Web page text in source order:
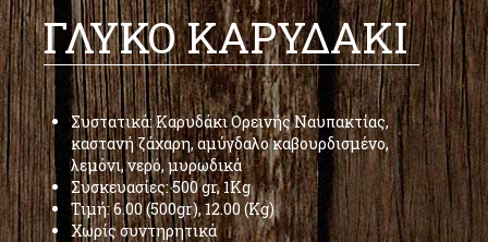
ΓΛΥΚΟ ΚΑΡΥΔΑΚΙ
Συστατικά: Καρυδάκι Ορεινής Ναυπακτίας,
καστανή ζάχαρη, αμύγδαλο καβουρδισμένο,
λεμόνι, νερό, μυρωδικά
Συσκευασίες: 500 gr, 1Kg
Τιμή: 6.00 (500gr), 12.00 (Kg)
Χωρίς συντηρητικά